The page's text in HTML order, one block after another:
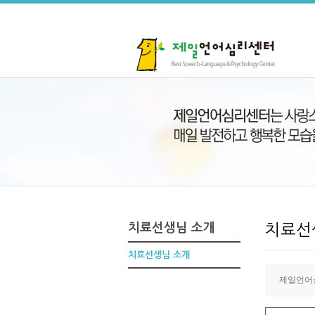
치료선생님 소개
치료선생님 소개
치료
제일언어